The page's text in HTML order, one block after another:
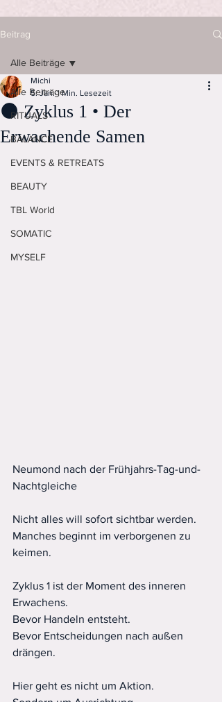
Beitrag
Alle Beiträge
RITUALS
BALANCE
EVENTS & RETREATS
BEAUTY
TBL World
SOMATIC
MYSELF
Alle Beiträge
🌑 Zyklus 1 • Der
Erwachende Samen
Michi
5. Jan. 1 Min. Lesezeit
Neumond nach der Frühjahrs-Tag-und-
Nachtgleiche
Nicht alles will sofort sichtbar werden.
Manches beginnt im verborgenen zu
keimen.
Zyklus 1 ist der Moment des inneren
Erwachens.
Bevor Handeln entsteht.
Bevor Entscheidungen nach außen
drängen.
Hier geht es nicht um Aktion.